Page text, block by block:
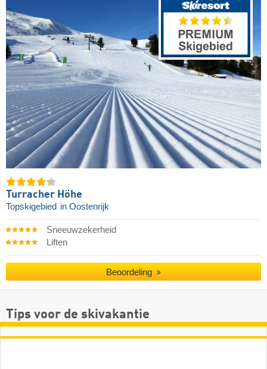
Turracher Höhe
Topskigebied in Oostenrijk
Sneeuwzekerheid
Liften
Beoordeling
Tips voor de skivakantie